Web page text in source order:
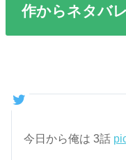
作からネタバレ
今日から俺は 3話